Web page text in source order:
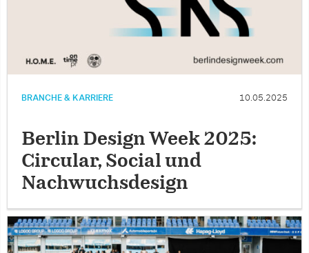
BRANCHE & KARRIERE 10.05.2025
Berlin Design Week 2025:
Circular, Social und
Nachwuchsdesign